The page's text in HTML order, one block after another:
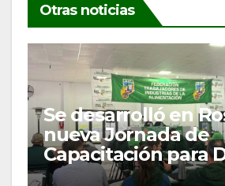
Otras noticias
Se desarrolló en
nueva Jornada de
Capacitación para
y Delegados